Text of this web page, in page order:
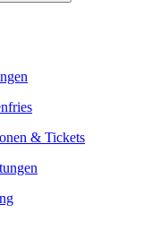
& Tickets